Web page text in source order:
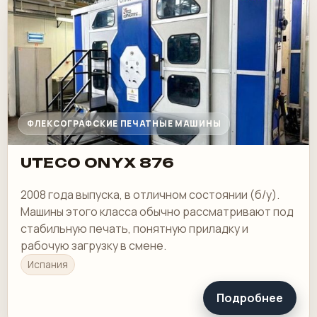
ФЛЕКСОГРАФСКИЕ ПЕЧАТНЫЕ МАШИНЫ
UTECO ONYX 876
2008 года выпуска, в отличном состоянии (б/у).
Машины этого класса обычно рассматривают под
стабильную печать, понятную приладку и
рабочую загрузку в смене.
Испания
Подробнее